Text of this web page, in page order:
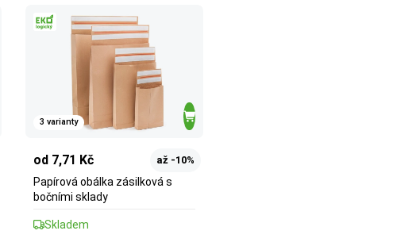
3 varianty
od 7,71 Kč až -10%
Papírová obálka zásilková s
bočními sklady
Skladem